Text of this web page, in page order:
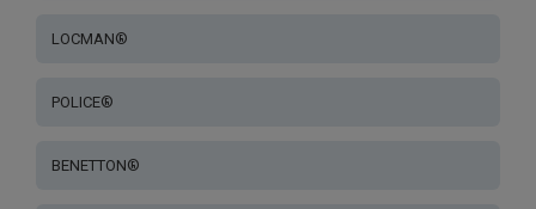
LOCMAN®
POLICE®
BENETTON®